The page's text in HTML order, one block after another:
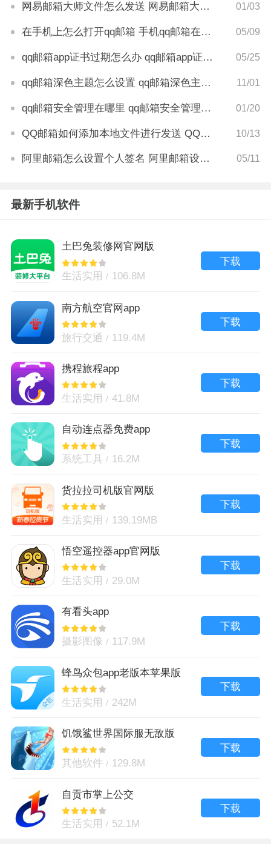
网易邮箱大师文件怎么发送 网易邮箱大师文件发送步骤 01/03
在手机上怎么打开qq邮箱 手机qq邮箱在哪里打开 05/09
qq邮箱app证书过期怎么办 qq邮箱app证书过期解决方法 05/25
qq邮箱深色主题怎么设置 qq邮箱深色主题设置方法 11/01
qq邮箱安全管理在哪里 qq邮箱安全管理怎么打开 01/20
QQ邮箱如何添加本地文件进行发送 QQ邮箱添加本地文件发送步骤 10/13
阿里邮箱怎么设置个人签名 阿里邮箱设置签名在哪里 05/11
最新手机软件
土巴兔装修网官网版
生活实用 106.8M
下载
南方航空官网app
旅行交通 119.4M
下载
携程旅程app
生活实用 41.8M
下载
自动连点器免费app
系统工具 16.2M
下载
货拉拉司机版官网版
生活实用 139.19MB
下载
悟空遥控器app官网版
生活实用 29.0M
下载
有看头app
摄影图像 117.9M
下载
蜂鸟众包app老版本苹果版
生活实用 242M
下载
饥饿鲨世界国际服无敌版
其他软件 129.8M
下载
自贡市掌上公交
生活实用 52.1M
下载